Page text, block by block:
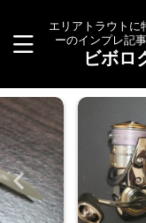
エリアトラウトに
ーのインプレ記
ビボロ